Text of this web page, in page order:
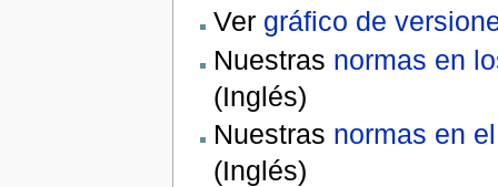
Ver gráfico de
Nuestras normas en
(Inglés)
Nuestras normas en
(Inglés)